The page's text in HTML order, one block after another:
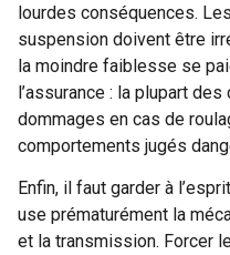
lourdes conséquences.
suspension doivent être
la moindre faiblesse se
l’assurance : la plupart
dommages en cas de
comportements jugés
Enfin, il faut garder à
use prématurément la
et la transmission. Forcer